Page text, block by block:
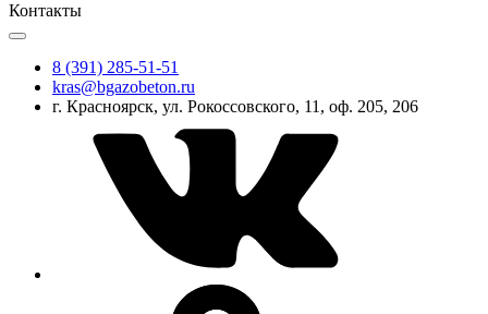
Контакты
8 (391) 285-51-51
kras@bgazobeton.ru
г. Красноярск, ул. Рокоссовского, 11, оф. 205, 206